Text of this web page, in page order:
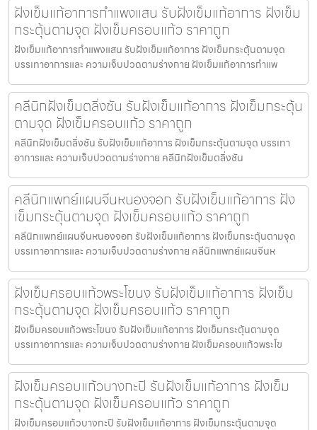
ฝังเข็มแก้อาการกำแพงแสน รับฝังเข็มแก้อาการ ฝังเข็ม
กระตุ้นตามจุด ฝังเข็มครอบแก้ว ราคาถูก
ฝังเข็มแก้อาการกำแพงแสน รับฝังเข็มแก้อาการ ฝังเข็มกระตุ้นตามจุด
บรรเทาอาการและ ความเจ็บปวดตามร่างกาย ฝังเข็มแก้อาการกำแพ
คลีนิกฝังเข็มตลิ่งชัน รับฝังเข็มแก้อาการ ฝังเข็มกระตุ้น
ตามจุด ฝังเข็มครอบแก้ว ราคาถูก
คลีนิกฝังเข็มตลิ่งชัน รับฝังเข็มแก้อาการ ฝังเข็มกระตุ้นตามจุด บรรเทา
อาการและ ความเจ็บปวดตามร่างกาย คลีนิกฝังเข็มตลิ่งชัน
คลีนิกแพทย์แผนจีนหนองจอก รับฝังเข็มแก้อาการ ฝัง
เข็มกระตุ้นตามจุด ฝังเข็มครอบแก้ว ราคาถูก
คลีนิกแพทย์แผนจีนหนองจอก รับฝังเข็มแก้อาการ ฝังเข็มกระตุ้นตามจุด
บรรเทาอาการและ ความเจ็บปวดตามร่างกาย คลีนิกแพทย์แผนจีนห
ฝังเข็มครอบแก้วพระโขนง รับฝังเข็มแก้อาการ ฝังเข็ม
กระตุ้นตามจุด ฝังเข็มครอบแก้ว ราคาถูก
ฝังเข็มครอบแก้วพระโขนง รับฝังเข็มแก้อาการ ฝังเข็มกระตุ้นตามจุด
บรรเทาอาการและ ความเจ็บปวดตามร่างกาย ฝังเข็มครอบแก้วพระโข
ฝังเข็มครอบแก้วบางกะปิ รับฝังเข็มแก้อาการ ฝังเข็ม
กระตุ้นตามจุด ฝังเข็มครอบแก้ว ราคาถูก
ฝังเข็มครอบแก้วบางกะปิ รับฝังเข็มแก้อาการ ฝังเข็มกระตุ้นตามจุด